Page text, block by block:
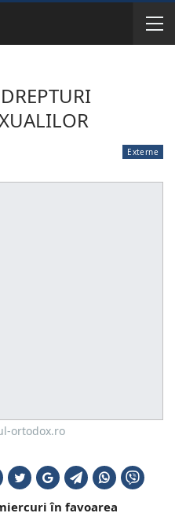
Externe
ortodox.ro
în favoarea